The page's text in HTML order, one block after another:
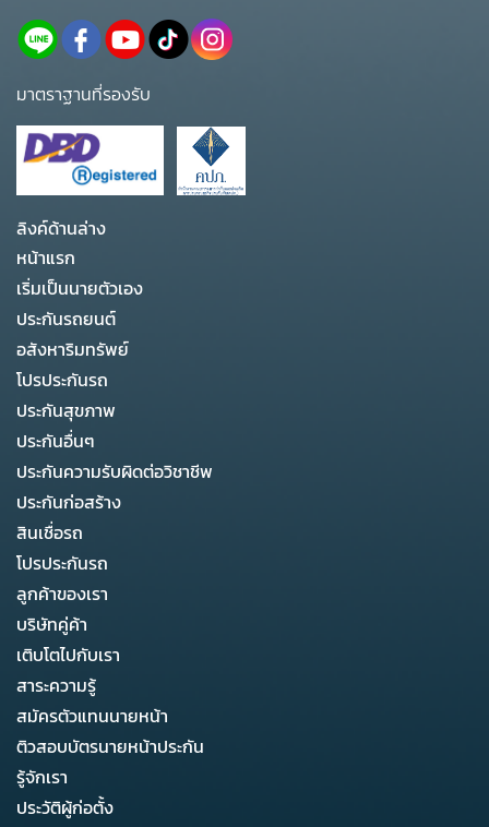
มาตราฐานที่รองรับ
ลิงค์ด้านล่าง
หน้าแรก
เริ่มเป็นนายตัวเอง
ประกันรถยนต์
อสังหาริมทรัพย์
โปรประกันรถ
ประกันสุขภาพ
ประกันอื่นๆ
ประกันความรับผิดต่อวิชาชีพ
ประกันก่อสร้าง
สินเชื่อรถ
โปรประกันรถ
ลูกค้าของเรา
บริษัทคู่ค้า
เติบโตไปกับเรา
สาระความรู้
สมัครตัวแทนนายหน้า
ติวสอบบัตรนายหน้าประกัน
รู้จักเรา
ประวัติผู้ก่อตั้ง